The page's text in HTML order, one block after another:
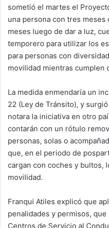
sometió el martes el
una persona con tres meses
meses luego de dar a luz,
temporero para utilizar los
para personas con
movilidad mientras cumplen
La medida enmendaría un
22 (Ley de Tránsito), y
notara la iniciativa en otro
contarán con un rótulo
personas, solas o
que, en el periodo de
cargan con coches y bultos,
movilidad.
Franqui Atiles explicó que
penalidades y permisos,
Centros de Servicio al